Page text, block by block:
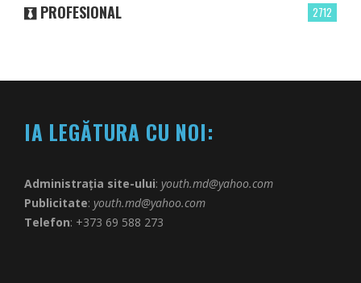
2712
PROFESIONAL
IA LEGĂTURA CU NOI:
Administrația site-ului: youth.md@yahoo.com
Publicitate: youth.md@yahoo.com
Telefon: +373 69 588 273